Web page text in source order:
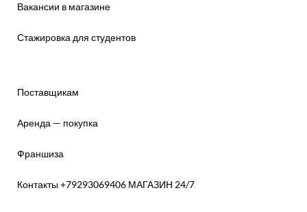
Вакансии в магазине
Стажировка для студентов
Поставщикам
Аренда — покупка
Франшиза
Контакты +79293069406 МАГАЗИН 24/7